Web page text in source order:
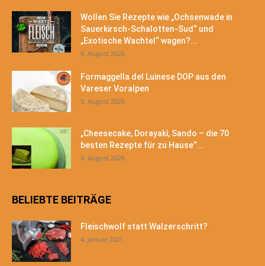
Wollen Sie Rezepte wie „Ochsenwade in
Sauerkirsch-Schalotten-Sud“ und
„Exotische Wachtel“ wagen?...
6. August 2026
Formaggella del Luinese DOP aus den
Vareser Voralpen
5. August 2026
„Cheesecake, Dorayaki, Sando – die 70
besten Rezepte für zu Hause“...
4. August 2026
BELIEBTE BEITRÄGE
Fleischwolf statt Walzerschritt?
4. Januar 2021